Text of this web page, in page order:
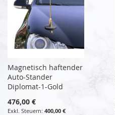
Magnetisch haftender
Auto-Stander
Diplomat-1-Gold
476,00 €
400,00 €